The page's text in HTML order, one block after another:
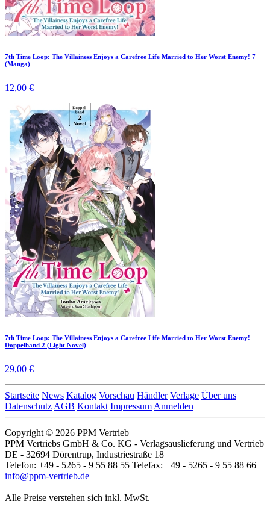
7th Time Loop: The Villainess Enjoys a Carefree Life Married to Her Worst Enemy! 7
(Manga)
12,00 €
7th Time Loop: The Villainess Enjoys a Carefree Life Married to Her Worst Enemy!
Doppelband 2 (Light Novel)
29,00 €
Startseite News Katalog Vorschau Händler Verlage Über uns
Datenschutz AGB Kontakt Impressum Anmelden
Copyright © 2026 PPM Vertrieb
PPM Vertriebs GmbH & Co. KG - Verlagsauslieferung und Vertrieb
DE - 32694 Dörentrup, Industriestraße 18
Telefon: +49 - 5265 - 9 55 88 55 Telefax: +49 - 5265 - 9 55 88 66
info@ppm-vertrieb.de
Alle Preise verstehen sich inkl. MwSt.